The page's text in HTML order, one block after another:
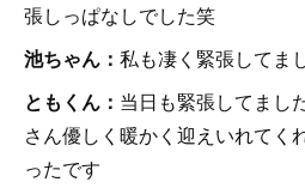
張しっぱなしでした笑
池ちゃん： 私も凄く緊張してま
ともくん： 当日も緊張してまし
さん優しく暖かく迎えいれてく
ったです